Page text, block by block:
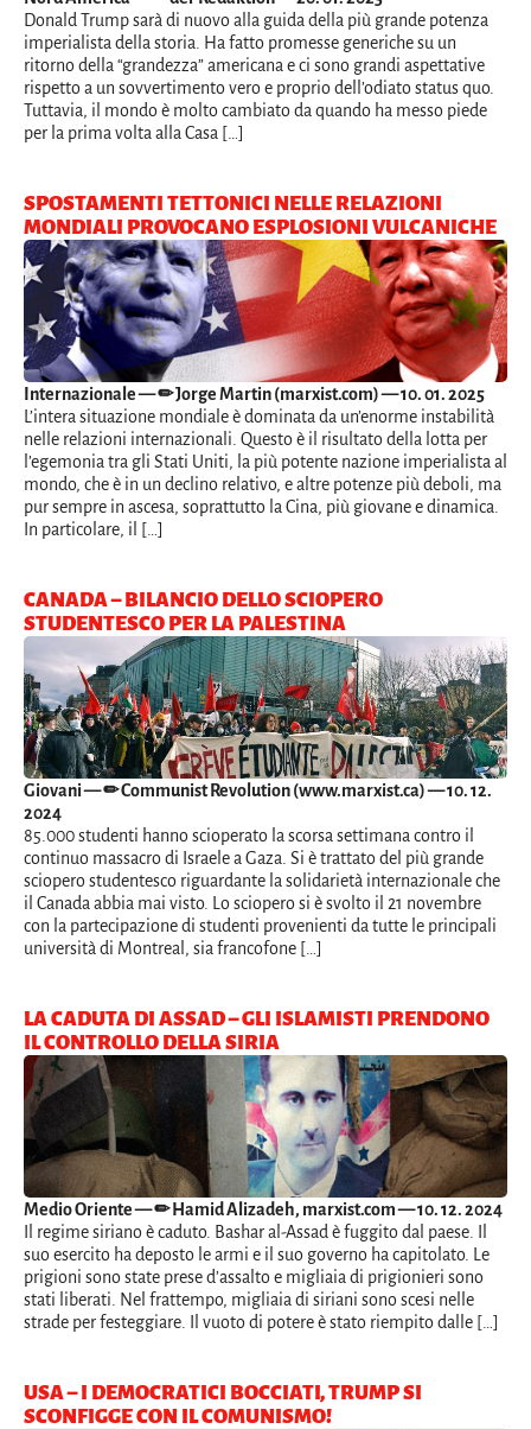
Donald Trump sarà di nuovo alla guida della più grande potenza
imperialista della storia. Ha fatto promesse generiche su un
ritorno della “grandezza” americana e ci sono grandi aspettative
rispetto a un sovvertimento vero e proprio dell’odiato status quo.
Tuttavia, il mondo è molto cambiato da quando ha messo piede
per la prima volta alla Casa […]
SPOSTAMENTI TETTONICI NELLE RELAZIONI
MONDIALI PROVOCANO ESPLOSIONI VULCANICHE
Internazionale— ✏ Jorge Martin (marxist.com) — 10. 01. 2025
L’intera situazione mondiale è dominata da un’enorme instabilità
nelle relazioni internazionali. Questo è il risultato della lotta per
l’egemonia tra gli Stati Uniti, la più potente nazione imperialista al
mondo, che è in un declino relativo, e altre potenze più deboli, ma
pur sempre in ascesa, soprattutto la Cina, più giovane e dinamica.
In particolare, il […]
CANADA – BILANCIO DELLO SCIOPERO
STUDENTESCO PER LA PALESTINA
Giovani— ✏ Communist Revolution (www.marxist.ca) — 10. 12.
2024
85.000 studenti hanno scioperato la scorsa settimana contro il
continuo massacro di Israele a Gaza. Si è trattato del più grande
sciopero studentesco riguardante la solidarietà internazionale che
il Canada abbia mai visto. Lo sciopero si è svolto il 21 novembre
con la partecipazione di studenti provenienti da tutte le principali
università di Montreal, sia francofone […]
LA CADUTA DI ASSAD – GLI ISLAMISTI PRENDONO
IL CONTROLLO DELLA SIRIA
Medio Oriente— ✏ Hamid Alizadeh, marxist.com — 10. 12. 2024
Il regime siriano è caduto. Bashar al-Assad è fuggito dal paese. Il
suo esercito ha deposto le armi e il suo governo ha capitolato. Le
prigioni sono state prese d’assalto e migliaia di prigionieri sono
stati liberati. Nel frattempo, migliaia di siriani sono scesi nelle
strade per festeggiare. Il vuoto di potere è stato riempito dalle […]
USA – I DEMOCRATICI BOCCIATI, TRUMP SI
SCONFIGGE CON IL COMUNISMO!